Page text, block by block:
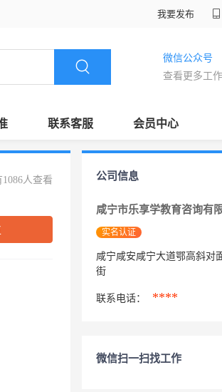
我要发布
微信公众号
查看更多工作
联系客服 会员中心
1086人查看 公司信息
实名认证
咸宁咸安咸宁大道鄂高斜对
街
联系电话： ****
微信扫一扫找工作